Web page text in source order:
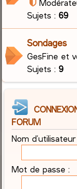
Sujets :69
Sondages
GesFine et
Sujets :9
FORUM
Nom
Mot de passe :